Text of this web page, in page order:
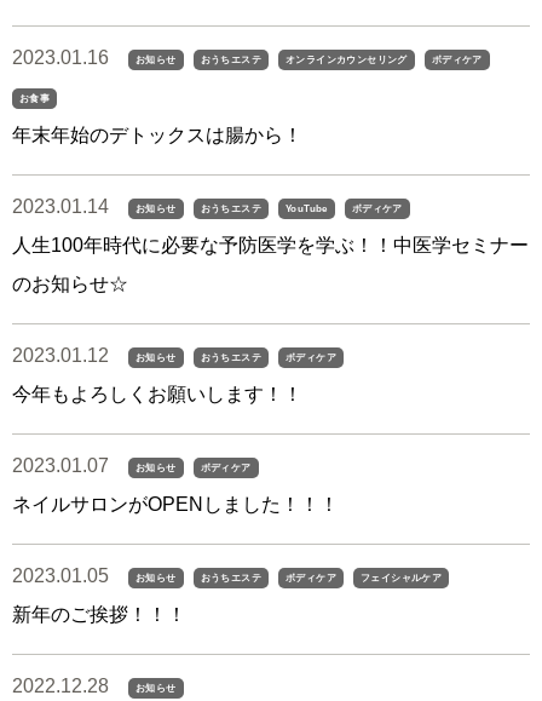
2023.01.16 お知らせ おうちエステ オンラインカウンセリング ボディケア
お食事
年末年始のデトックスは腸から！
2023.01.14 お知らせ おうちエステ YouTube ボディケア
人生100年時代に必要な予防医学を学ぶ！！中医学セミナー
のお知らせ☆
2023.01.12 お知らせ おうちエステ ボディケア
今年もよろしくお願いします！！
2023.01.07 お知らせ ボディケア
ネイルサロンがOPENしました！！！
2023.01.05 お知らせ おうちエステ ボディケア フェイシャルケア
新年のご挨拶！！！
2022.12.28 お知らせ